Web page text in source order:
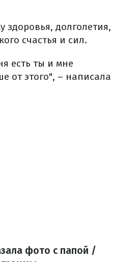
здоровья, долголетия,
счастья и сил.
есть ты и мне
от этого", – написала
фото с папой /